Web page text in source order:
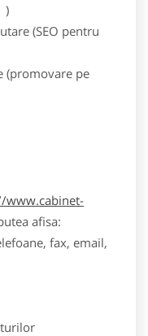
)
(SEO pentru
(promovare pe
www.cabinet-
afisa:
fax, email,